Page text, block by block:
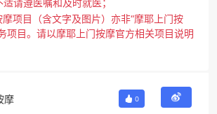
项目（含文字及图片）亦非“摩耶上门按
项目。请以摩耶上门按摩官方相关项目说明
摩 0